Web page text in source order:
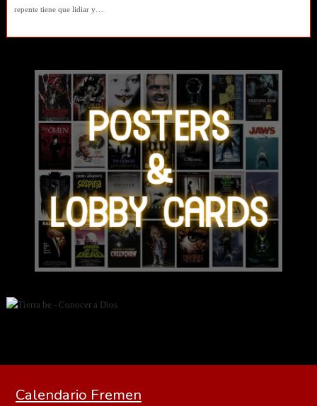
repente tiene que lidiar y…
Calendario Fremen